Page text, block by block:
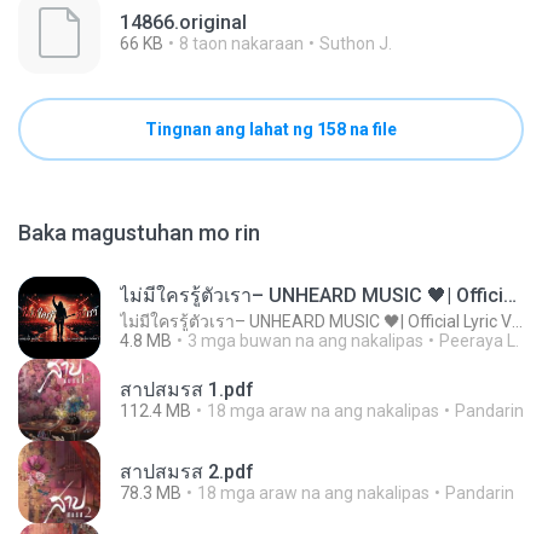
14866.original
66 KB 8 taon nakaraan Suthon J.
Tingnan ang lahat ng 158 na file
Baka magustuhan mo rin
ไม่มีใครรู้ตัวเรา– UNHEARD MUSIC 🖤| Official Lyric Video | เพลงสู้ชีวิต
4.8 MB
3 mga buwan na ang nakalipas Peeraya L.
สาปสมรส 1.pdf
112.4 MB 18 mga araw na ang nakalipas Pandarin
สาปสมรส 2.pdf
78.3 MB 18 mga araw na ang nakalipas Pandarin